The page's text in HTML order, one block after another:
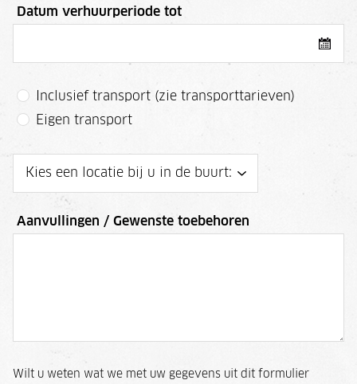
Datum verhuurperiode tot
Inclusief transport (zie transporttarieven)
Eigen transport
Aanvullingen / Gewenste toebehoren
Wilt u weten wat we met uw gegevens uit dit formulier